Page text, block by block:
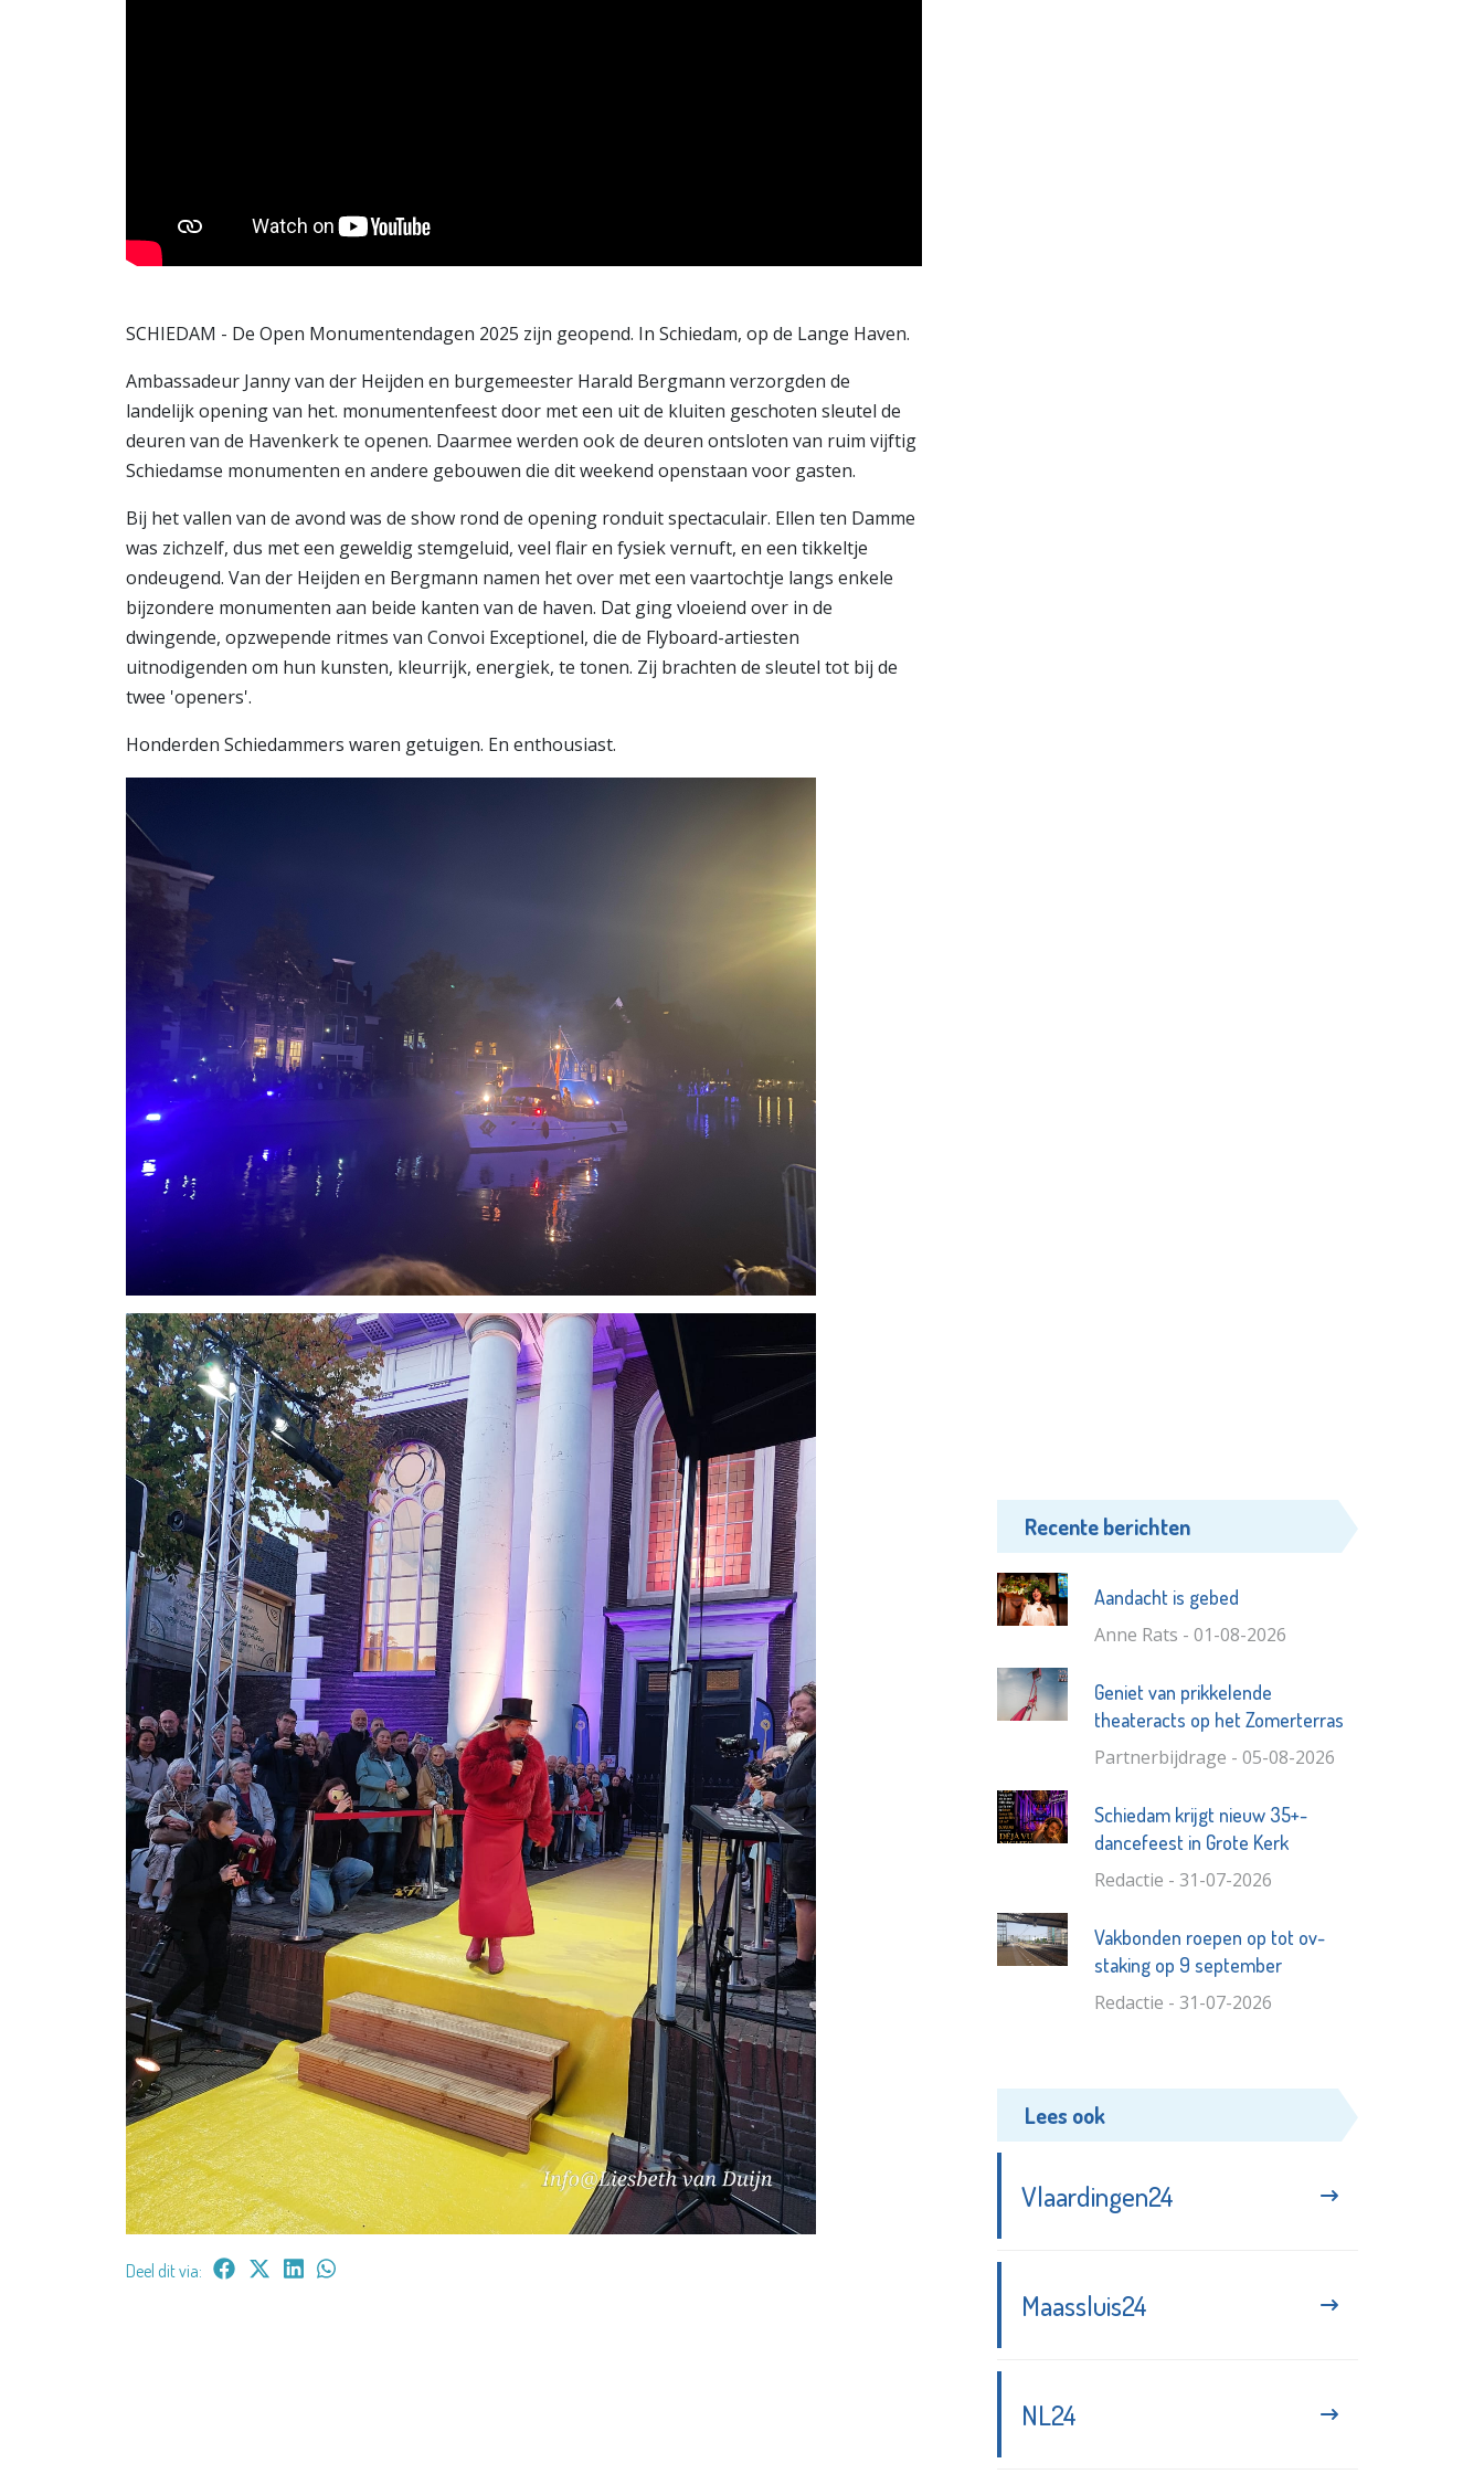
SCHIEDAM - De Open Monumentendagen 2025 zijn geopend. In Schiedam, op de Lange Haven.
Ambassadeur Janny van der Heijden en burgemeester Harald Bergmann verzorgden de
landelijk opening van het. monumentenfeest door met een uit de kluiten geschoten sleutel de
deuren van de Havenkerk te openen. Daarmee werden ook de deuren ontsloten van ruim vijftig
Schiedamse monumenten en andere gebouwen die dit weekend openstaan voor gasten.
Bij het vallen van de avond was de show rond de opening ronduit spectaculair. Ellen ten Damme
was zichzelf, dus met een geweldig stemgeluid, veel flair en fysiek vernuft, en een tikkeltje
ondeugend. Van der Heijden en Bergmann namen het over met een vaartochtje langs enkele
bijzondere monumenten aan beide kanten van de haven. Dat ging vloeiend over in de
dwingende, opzwepende ritmes van Convoi Exceptionel, die de Flyboard-artiesten
uitnodigenden om hun kunsten, kleurrijk, energiek, te tonen. Zij brachten de sleutel tot bij de
twee 'openers'.
Honderden Schiedammers waren getuigen. En enthousiast.
Deel dit via:
Recente berichten
Aandacht is gebed
Anne Rats - 01-08-2026
Geniet van prikkelende
theateracts op het Zomerterras
Partnerbijdrage - 05-08-2026
Schiedam krijgt nieuw 35+-
dancefeest in Grote Kerk
Redactie - 31-07-2026
Vakbonden roepen op tot ov-
staking op 9 september
Redactie - 31-07-2026
Lees ook
Vlaardingen24
Maassluis24
NL24